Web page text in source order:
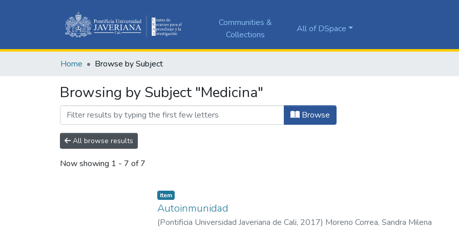
Communities &
Collections
All of DSpace
Home Browse by Subject
Browsing by Subject "Medicina"
Browse
All browse results
Now showing 1 - 7 of 7
Item
Autoinmunidad
(Pontificia Universidad Javeriana de Cali, 2017) Moreno Correa, Sandra Milena